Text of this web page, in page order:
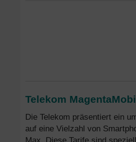
Telekom
Die Telekom präsentiert ein
auf eine Vielzahl von
Max. Diese Tarife sind